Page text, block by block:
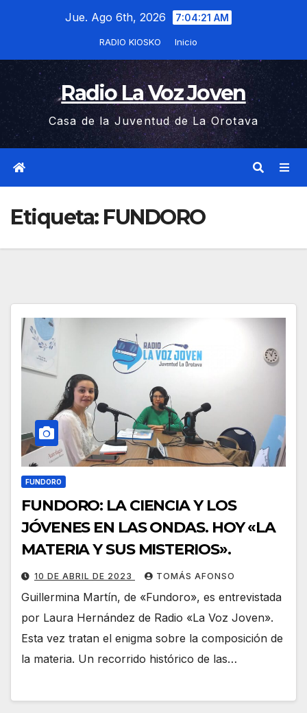
Jue. Ago 6th, 2026 7:04:22 AM
RADIO KIOSKO Inicio
Radio La Voz Joven
Casa de la Juventud de La Orotava
Etiqueta: FUNDORO
FUNDORO
FUNDORO: LA CIENCIA Y LOS
JÓVENES EN LAS ONDAS. HOY «LA
MATERIA Y SUS MISTERIOS».
10 DE ABRIL DE 2023 TOMÁS AFONSO
Guillermina Martín, de «Fundoro», es entrevistada
por Laura Hernández de Radio «La Voz Joven».
Esta vez tratan el enigma sobre la composición de
la materia. Un recorrido histórico de las…